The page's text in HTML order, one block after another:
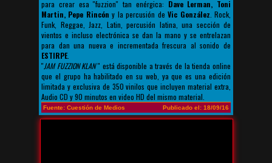
para crear esa ''fuzzion'' tan enérgica: Dave Lerman, Toni
Martin, Pepe Rincón y la percusión deVic González . Rock,
Funk, Reggae, Jazz, Latin, percusión latina, una sección de
vientos e incluso electrónica se dan la mano y se entrelazan
para dan una nueva e incrementada frescura al sonido de
ESTIRPE.
''JAM FUZZION KLAN'' está disponible a través de la tienda online
que el grupo ha habilitado en su web, ya que es una edición
limitada y exclusiva de 350 vinilos que incluyen material extra,
Audio CD y 90 minutos en video HD del mismo material.
Fuente: Cuestión de Medios Publicado el: 18/09/16